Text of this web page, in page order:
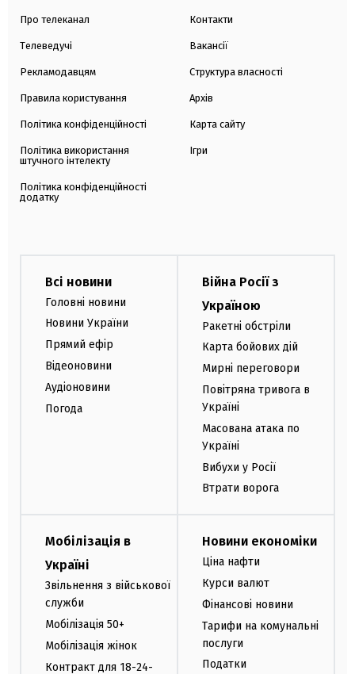
Про телеканал
Телеведучі
Рекламодавцям
Правила користування
Політика конфіденційності
Політика використання
штучного інтелекту
Політика конфіденційності
додатку
Контакти
Вакансії
Структура власності
Архів
Карта сайту
Ігри
Всі новини
Головні новини
Новини України
Прямий ефір
Відеоновини
Аудіоновини
Погода
Війна Росії з
Україною
Ракетні обстріли
Карта бойових дій
Мирні переговори
Повітряна тривога в
Україні
Масована атака по
Україні
Вибухи у Росії
Втрати ворога
Мобілізація в
Україні
Звільнення з військової
служби
Мобілізація 50+
Мобілізація жінок
Контракт для 18-24-
Новини економіки
Ціна нафти
Курси валют
Фінансові новини
Тарифи на комунальні
послуги
Податки